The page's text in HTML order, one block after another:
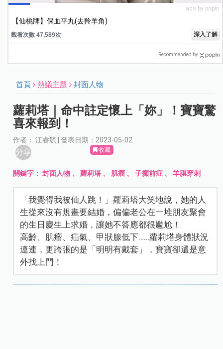
ads by popIn
【仙桃牌】保血平丸(去羚羊角)
觀看次數 47,589次 深入了解
Recommended by
首頁 熱議主題 封面人物
蘿莉塔｜命中註定懷上「妳」！寶寶驚
喜來報到！
作者： 江睿毓 | 發表日期：2023-05-02
分享 收藏
關鍵字：封面人物 、蘿莉塔 、 肌瘤 、子癲前症 、羊膜穿刺
「我覺得我被仙人跳！」蘿莉塔大笑地說，她的人
生從來沒有規畫要結婚，偏偏老公在一堆朋友聚會
的生日慶生上求婚，讓她不答應都很尷尬！
高齡、肌瘤、疝氣、甲狀腺低下……蘿莉塔身體狀況
連連，更誇張的是「明明有戴套」，寶寶卻還是意
外找上門！